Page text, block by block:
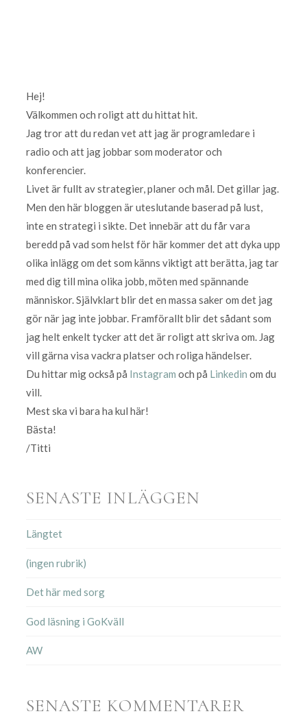
Hej!
Välkommen och roligt att du hittat hit.
Jag tror att du redan vet att jag är programledare i
radio och att jag jobbar som moderator och
konferencier.
Livet är fullt av strategier, planer och mål. Det gillar jag.
Men den här bloggen är uteslutande baserad på lust,
inte en strategi i sikte. Det innebär att du får vara
beredd på vad som helst för här kommer det att dyka upp
olika inlägg om det som känns viktigt att berätta, jag tar
med dig till mina olika jobb, möten med spännande
människor. Självklart blir det en massa saker om det jag
gör när jag inte jobbar. Framförallt blir det sådant som
jag helt enkelt tycker att det är roligt att skriva om. Jag
vill gärna visa vackra platser och roliga händelser.
Du hittar mig också på Instagram och på Linkedin om du
vill.
Mest ska vi bara ha kul här!
Bästa!
/Titti
SENASTE INLÄGGEN
Längtet
(ingen rubrik)
Det här med sorg
God läsning i GoKväll
AW
SENASTE KOMMENTARER